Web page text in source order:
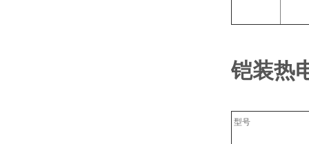
铠装热
型号